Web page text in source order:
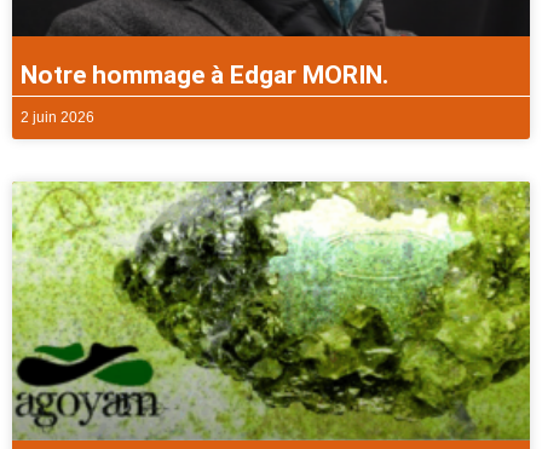
Notre hommage à Edgar MORIN.
2 juin 2026